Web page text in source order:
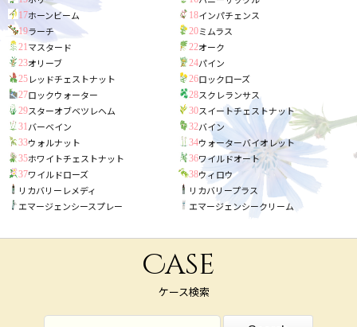
17ホーンビーム 18インパチェンス
19ラーチ 20ミムラス
21 マスタード 22オーク
23オリーブ 24パイン
25 レッドチェストナット 26ロックローズ
27ロックウォーター 28スクレランサス
29スターオブベツレヘム 30スイートチェストナット
31 バーベイン 32バイン
33ウォルナット 34ウォーターバイオレット
35ホワイトチェストナット 36ワイルドオート
37ワイルドローズ 38ウィロウ
リカバリーレメディ
リカバリープラス
エマージェンシースプレー
エマージェンシークリーム
Case
ケース検索